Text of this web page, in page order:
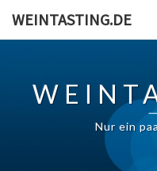
WEINTASTING.DE
Nur ein